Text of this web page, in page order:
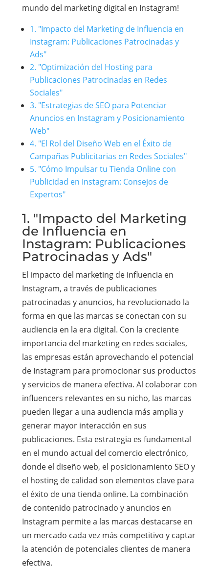
mundo del marketing digital en Instagram!
1. "Impacto del Marketing de Influencia en
Instagram: Publicaciones Patrocinadas y
Ads"
2. "Optimización del Hosting para
Publicaciones Patrocinadas en Redes
Sociales"
3. "Estrategias de SEO para Potenciar
Anuncios en Instagram y Posicionamiento
Web"
4. "El Rol del Diseño Web en el Éxito de
Campañas Publicitarias en Redes Sociales"
5. "Cómo Impulsar tu Tienda Online con
Publicidad en Instagram: Consejos de
Expertos"
1. "Impacto del Marketing
de Influencia en
Instagram: Publicaciones
Patrocinadas y Ads"
El impacto del marketing de influencia en
Instagram, a través de publicaciones
patrocinadas y anuncios, ha revolucionado la
forma en que las marcas se conectan con su
audiencia en la era digital. Con la creciente
importancia del marketing en redes sociales,
las empresas están aprovechando el potencial
de Instagram para promocionar sus productos
y servicios de manera efectiva. Al colaborar con
influencers relevantes en su nicho, las marcas
pueden llegar a una audiencia más amplia y
generar mayor interacción en sus
publicaciones. Esta estrategia es fundamental
en el mundo actual del comercio electrónico,
donde el diseño web, el posicionamiento SEO y
el hosting de calidad son elementos clave para
el éxito de una tienda online. La combinación
de contenido patrocinado y anuncios en
Instagram permite a las marcas destacarse en
un mercado cada vez más competitivo y captar
la atención de potenciales clientes de manera
efectiva.